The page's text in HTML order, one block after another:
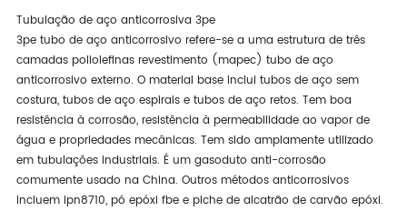
Tubulação de aço anticorrosiva 3pe
3pe tubo de aço anticorrosivo refere-se a uma estrutura de três
camadas poliolefinas revestimento (mapec) tubo de aço
anticorrosivo externo. O material base inclui tubos de aço sem
costura, tubos de aço espirais e tubos de aço retos. Tem boa
resistência à corrosão, resistência à permeabilidade ao vapor de
água e propriedades mecânicas. Tem sido amplamente utilizado
em tubulações industriais. É um gasoduto anti-corrosão
comumente usado na China. Outros métodos anticorrosivos
incluem ipn8710, pó epóxi fbe e piche de alcatrão de carvão epóxi.